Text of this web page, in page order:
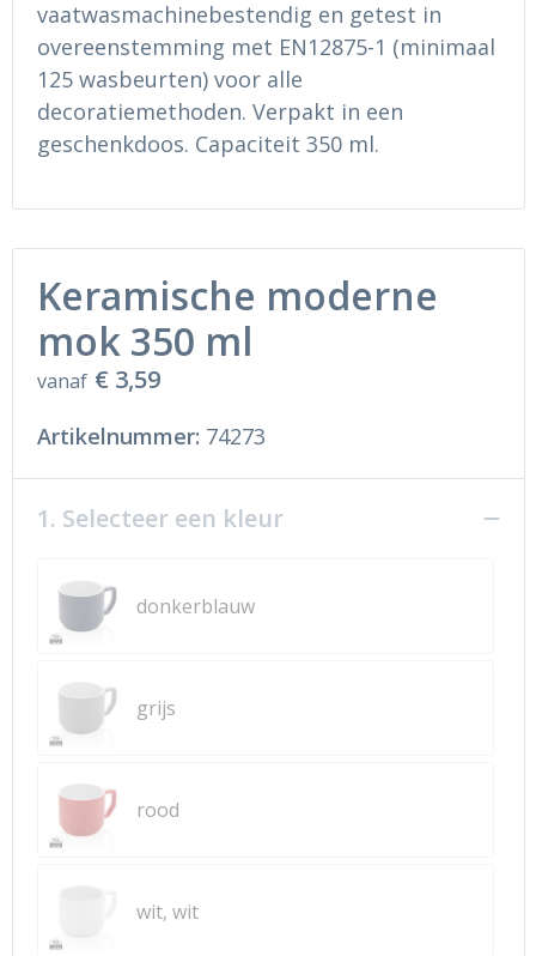
Ondergoed en Sokken
Regenkleding
Gereedschap
Hoofdbescherming
Gehoorbescherming
Ademhalingsbescherming
Sokken en Nachtkleding
Regenkleding
Schoenen
vaatwasmachinebestendig en getest in
overeenstemming met EN12875-1 (minimaal
125 wasbeurten) voor alle
decoratiemethoden. Verpakt in een
geschenkdoos. Capaciteit 350 ml.
Keramische moderne
mok 350 ml
vanaf € 3,59
Artikelnummer: 74273
1. Selecteer een kleur
donkerblauw
grijs
rood
wit, wit